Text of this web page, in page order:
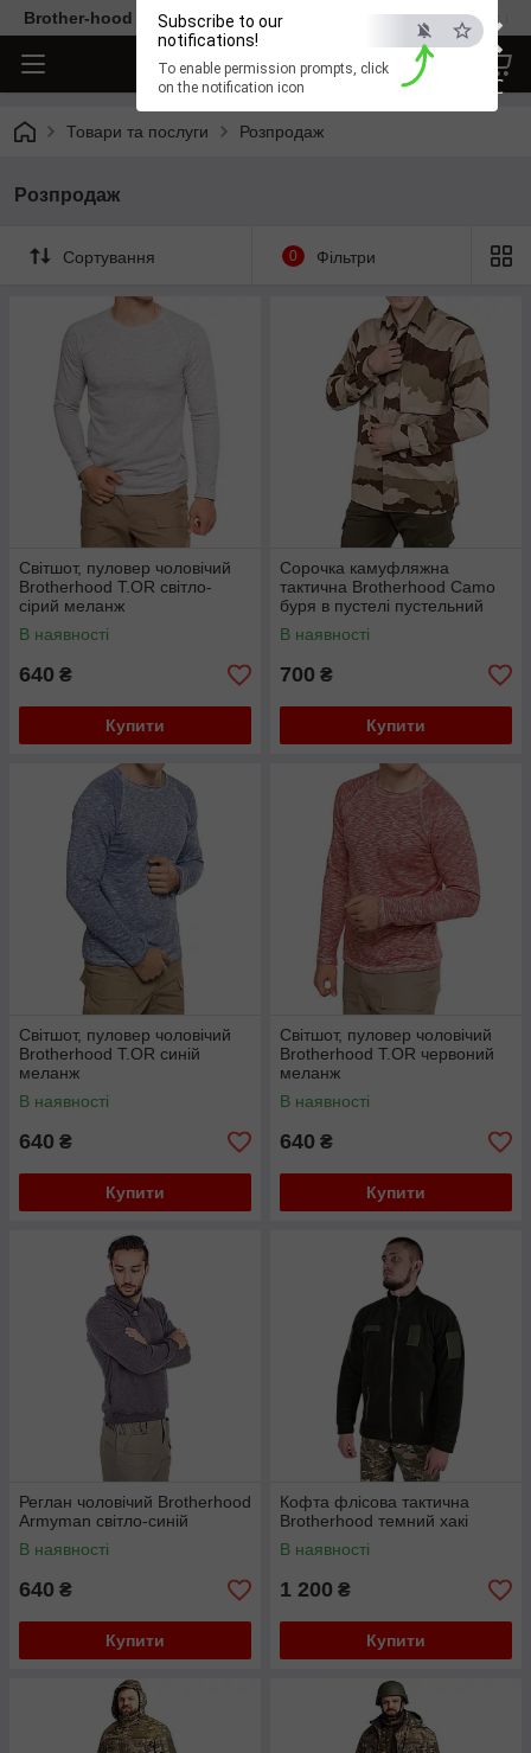
×
ESC
Subscribe to our
notifications!
To enable permission prompts, click
on the notification icon
Brother-hood - Одяг та аксесуари тільки від перевірених
Товари та послуги Розпродаж
Розпродаж
Сортування 0 Фільтри
Світшот, пуловер чоловічий
Brotherhood T.OR світло-
сірий меланж
В наявності
640 ₴
Купити
Сорочка камуфляжна
тактична Brotherhood Camo
буря в пустелі пустельний
камуфляж
В наявності
700 ₴
Купити
Світшот, пуловер чоловічий
Brotherhood T.OR синій
меланж
В наявності
640 ₴
Купити
Світшот, пуловер чоловічий
Brotherhood T.OR червоний
меланж
В наявності
640 ₴
Купити
Реглан чоловічий Brotherhood
Armyman світло-синій
В наявності
640 ₴
Купити
Кофта флісова тактична
Brotherhood темний хакі
В наявності
1 200 ₴
Купити